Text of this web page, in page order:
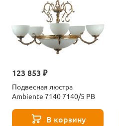
123 853 ₽
Подвесная люстра
Ambiente 7140 7140/5 PB
В корзину